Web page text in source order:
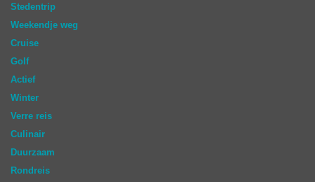
Stedentrip
Weekendje weg
Cruise
Golf
Actief
Winter
Verre reis
Culinair
Duurzaam
Rondreis